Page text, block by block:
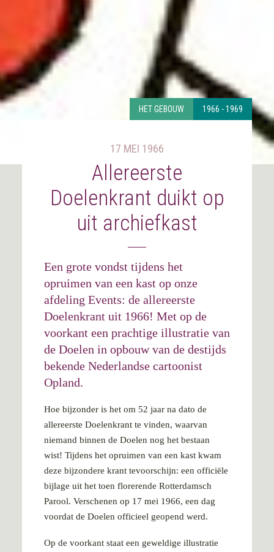
HET GEBOUW 1966 - 1969
17 MEI 1966
Allereerste
Doelenkrant duikt op
uit archiefkast
Een grote vondst tijdens het
opruimen van een kast op onze
afdeling Events: de allereerste
Doelenkrant uit 1966! Met op de
voorkant een prachtige illustratie van
de Doelen in opbouw van de destijds
bekende Nederlandse cartoonist
Opland.
Hoe bijzonder is het om 52 jaar na dato de
allereerste Doelenkrant te vinden, waarvan
niemand binnen de Doelen nog het bestaan
wist! Tijdens het opruimen van een kast kwam
deze bijzondere krant tevoorschijn: een officiële
bijlage uit het toen florerende Rotterdamsch
Parool. Verschenen op 17 mei 1966, een dag
voordat de Doelen officieel geopend werd.
Op de voorkant staat een geweldige illustratie